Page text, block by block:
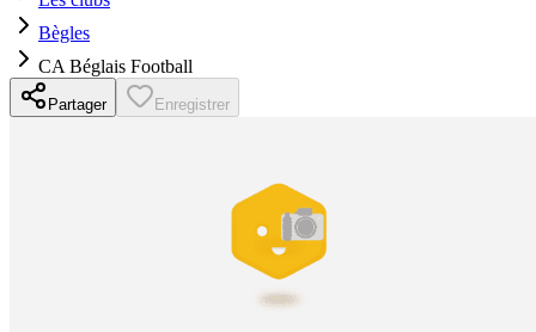
Bègles
CA Béglais Football
Partager Enregistrer